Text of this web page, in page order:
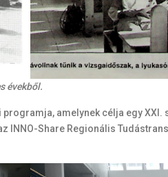
évekből.
amelynek célja egy XXI.
INNO-Share Regionális